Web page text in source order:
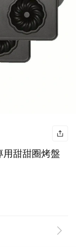
用甜甜圈烤盤